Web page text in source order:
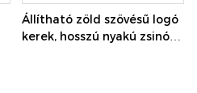
Állítható zöld szövésű logó
kerek, hosszú nyakú zsinór